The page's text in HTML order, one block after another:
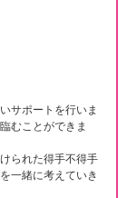
サポートを行いま
むことができま
られた得手不得手
一緒に考えていき